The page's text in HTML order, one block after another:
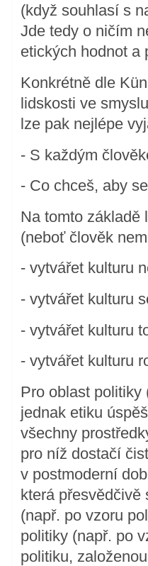
(když souhlasí s
Jde tedy o ničím
etických hodnot a
Konkrétně dle
lidskosti ve
lze pak nejlépe
- S každým
- Co chceš, aby
Na tomto základě
(neboť člověk
- vytvářet kulturu
- vytvářet kulturu
- vytvářet kulturu
- vytvářet kulturu
Pro oblast politiky
jednak etiku
všechny
pro níž dostačí
v postmoderní
která
(např. po vzoru
politiky (např. po
politiku,